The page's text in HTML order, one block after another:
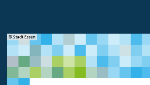
© Stadt Essen